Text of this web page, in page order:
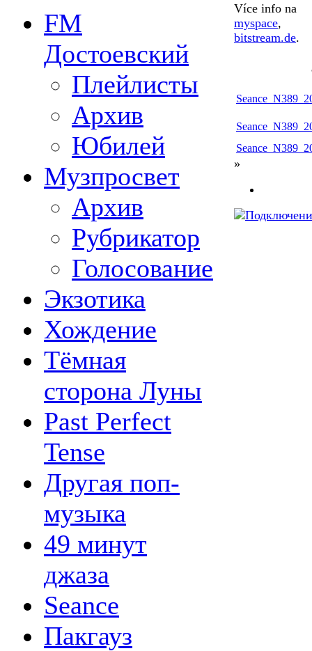
FM
Достоевский
Плейлисты
Архив
Юбилей
Музпросвет
Архив
Рубрикатор
Голосование
Экзотика
Хождение
Тёмная
сторона Луны
Past Perfect
Tense
Другая поп-
музыка
49 минут
джаза
Seance
Пакгауз
Více info na
myspace,
bitstream.de.
»